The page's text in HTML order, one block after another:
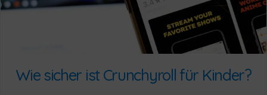
Wie sicher ist Crunchyroll für Kinder?